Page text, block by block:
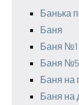
Банька
Баня
Баня №1
Баня №5
Баня на
Баня на